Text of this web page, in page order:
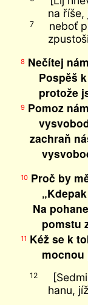
na říše,
7neboť
zpustošili
8 Nečítej
Pospěš k
protože
9Pomoz
vysvoboď
zachraň
vysvoboď
10Proč by
„Kdepak
Na
pomstu
11 Kéž se k
mocnou
12
hanu, jíž